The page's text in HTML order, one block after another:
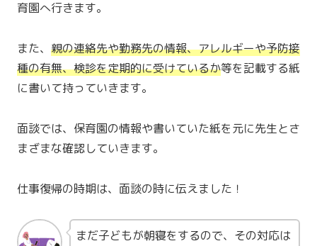
育園へ行きます。
また、 親の連絡先や勤務先の情報、アレルギーや予防接
種の有無、検診を定期的に受けているか等を記載する紙
に書いて持っていきます。
面談では、保育園の情報や書いていた紙を元に先生とさ
まざまな確認していきます。
仕事復帰の時期は、面談の時に伝えました！
まだ子どもが朝寝をするので、その対応は